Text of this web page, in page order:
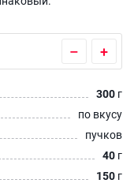
– +
300 г
по вкусу
пучков
40 г
150 г